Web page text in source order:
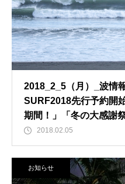
2018_2_5（月）_波情
SURF2018先行予約開
期間！」「冬の大感謝
2018.02.05
お知らせ